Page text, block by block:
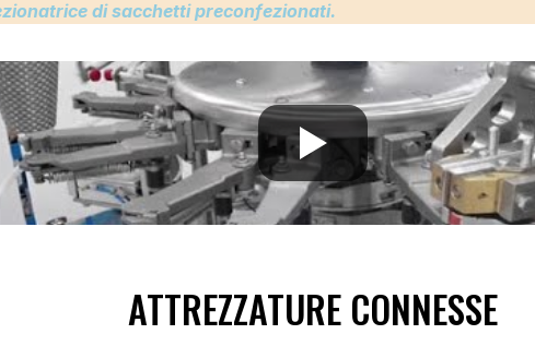
di sacchetti preconfezionati.
ATTREZZATURE CONNESSE